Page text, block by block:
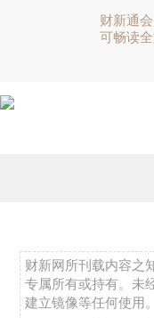
财新通
可畅读
财新网所刊载内容之
专属所有或持有。未
建立镜像等任何使用。